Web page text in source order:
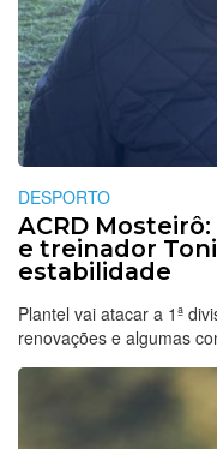
DESPORTO
ACRD
e treinador
estabilidade
Plantel vai atacar a 1ª
renovações e algumas